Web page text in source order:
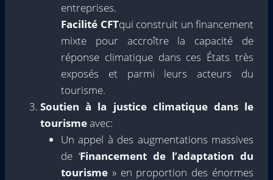
entreprises.
Facilité CFTqui construit un financement
mixte pour accroître la capacité de
réponse climatique dans ces États très
exposés et parmi leurs acteurs du
tourisme.
Soutien à la justice climatique dans le
tourismeavec:
Un appel à des augmentations massives
de ‘Financement de l’adaptation du
tourisme » en proportion des énormes